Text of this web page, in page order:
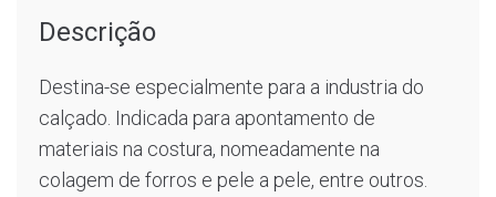
Descrição
Destina-se especialmente para a industria do
calçado. Indicada para apontamento de
materiais na costura, nomeadamente na
colagem de forros e pele a pele, entre outros.